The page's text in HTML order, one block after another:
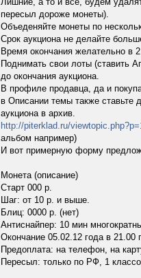
пересыл дороже монеты).
Объеденяйте монеты по
Срок аукциона не делайте
Время окончания желательно в
Поднимать свои лоты (ставить
до окончания аукциона.
В профиле продавца, да и
в Описании темы также ставьте
аукциона в архив.
http://piterklad.ru/
альбом например)
И вот примерную форму
Монета (описание)
Старт 000 р.
Шаг: от 10 р. и выше.
Блиц: 0000 р. (нет)
Антиснайпер: 10 мин
Окончание 05.02.12 года в 21.00
Предоплата: на телефон, на
Пересыл: только по РФ, 1